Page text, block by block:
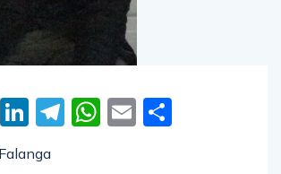
X LinkedIn
Telegram
WhatsApp
Email